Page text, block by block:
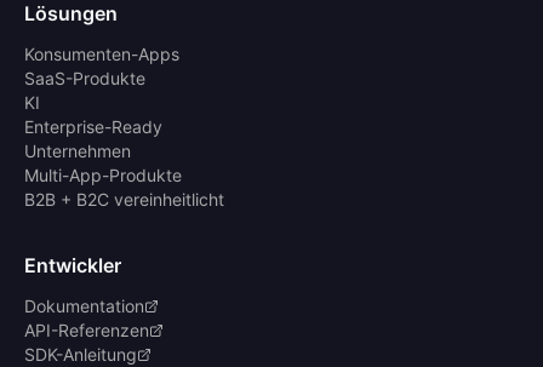
Lösungen
Konsumenten-Apps
SaaS-Produkte
KI
Enterprise-Ready
Unternehmen
Multi-App-Produkte
B2B + B2C vereinheitlicht
Entwickler
Dokumentation
API-Referenzen
SDK-Anleitung